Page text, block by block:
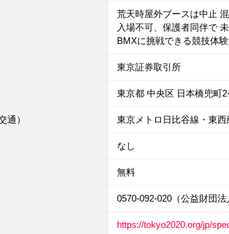
荒天時屋外ブースは中止
入場不可、保護者同伴で
BMXに挑戦できる競技体
東京証券取引所
東京都 中央区 日本橋兜町
通） 東京メトロ日比谷線・東
なし
無料
0570-092-020（公益財団
https://tokyo2020.org/jp/